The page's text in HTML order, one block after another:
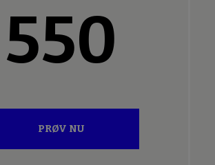
550
PRØV NU